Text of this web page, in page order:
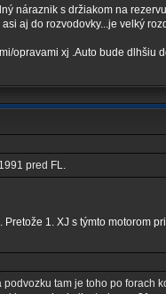
náraznik s držiakom na
aj do rozvodovky...je velký
opravami xj .Auto bude dlhšiu
pred FL.
1. XJ s týmto motorom
tam je toho po forach